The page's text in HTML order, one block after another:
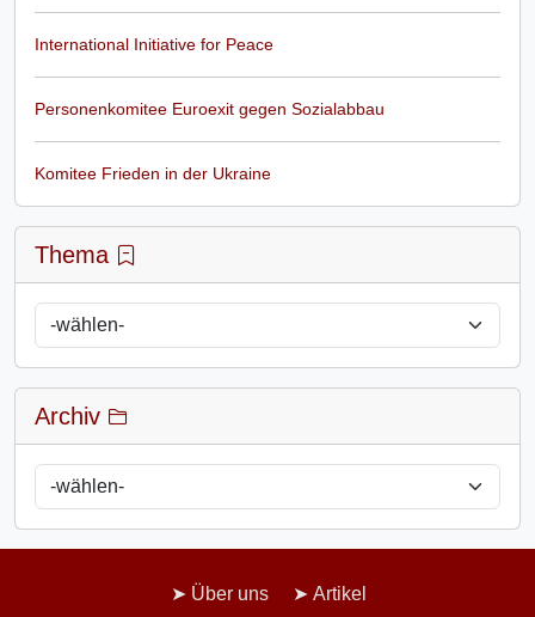
International Initiative for Peace
Personenkomitee Euroexit gegen Sozialabbau
Komitee Frieden in der Ukraine
Thema
Archiv
Über uns Artikel